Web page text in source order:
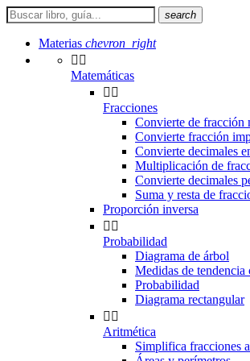
search
Materias chevron_right
 
Matemáticas
 
Fracciones
Convierte de fracción
Convierte fracción
Convierte decimales
Multiplicación de
Convierte decimales
Suma y resta de
Proporción inversa
 
Probabilidad
Diagrama de árbol
Medidas de tendencia
Probabilidad
Diagrama rectangular
 
Aritmética
Simplifica fracciones